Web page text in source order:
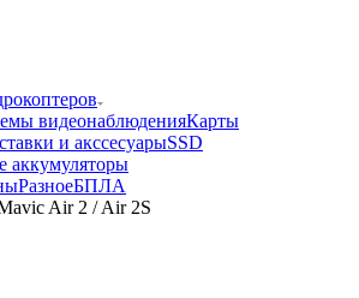
видеонаблюденияКарты
и акссесуарыSSD
аккумуляторы
РазноеБПЛА
Air 2 / Air 2S